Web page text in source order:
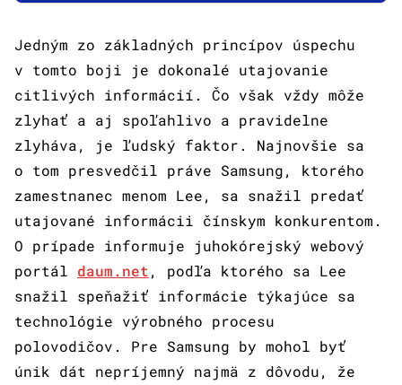
Jedným zo základných princípov úspechu
v tomto boji je dokonalé utajovanie
citlivých informácií. Čo však vždy môže
zlyhať a aj spoľahlivo a pravidelne
zlyháva, je ľudský faktor. Najnovšie sa
o tom presvedčil práve Samsung, ktorého
zamestnanec menom Lee, sa snažil predať
utajované informácii čínskym konkurentom.
O prípade informuje juhokórejský webový
portál daum.net, podľa ktorého sa Lee
snažil speňažiť informácie týkajúce sa
technológie výrobného procesu
polovodičov. Pre Samsung by mohol byť
únik dát nepríjemný najmä z dôvodu, že